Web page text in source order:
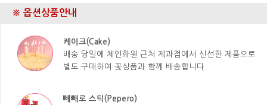
※ 옵션상품안내
케이크(Cake)
배송 당일에 체인화원 근처 제과점에서 신선한 제품으로
별도 구매하여 꽃상품과 함께 배송합니다.
빼빼로 스틱(Pepero)